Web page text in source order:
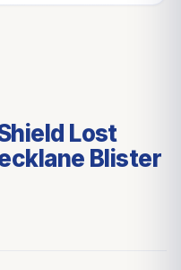
Lost
Blister